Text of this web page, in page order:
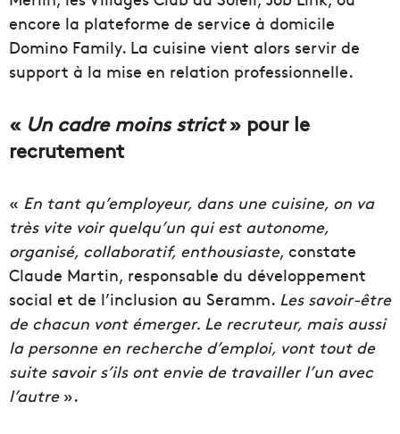
encore la plateforme de service à domicile
Domino Family. La cuisine vient alors servir de
support à la mise en relation professionnelle.
« Un cadre moins strict» pour le
recrutement
« En tant qu’employeur, dans une cuisine, on va
très vite voir quelqu’un qui est autonome,
organisé, collaboratif, enthousiaste, constate
Claude Martin, responsable du développement
social et de l’inclusion au Seramm. Les savoir-être
de chacun vont émerger. Le recruteur, mais aussi
la personne en recherche d’emploi, vont tout de
suite savoir s’ils ont envie de travailler l’un avec
l’autre».